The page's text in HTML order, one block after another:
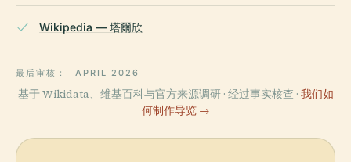
Wikipedia — 塔爾欣
最后审核： APRIL 2026
基于 Wikidata、维基百科与官方来源调研 · 经过事实核查 · 我们如
何制作导览 →